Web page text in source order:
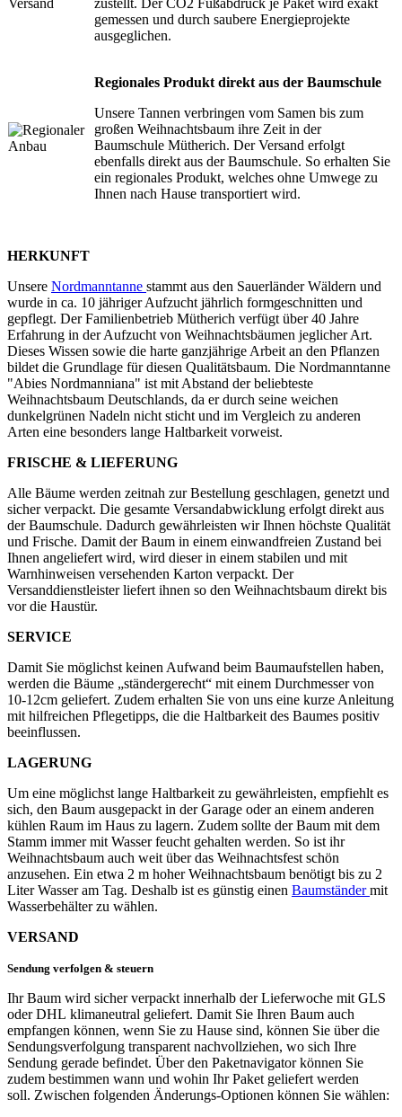
zustellt. Der CO2 Fußabdruck je Paket wird exakt
gemessen und durch saubere Energieprojekte
ausgeglichen.
Regionales Produkt direkt aus der Baumschule
Unsere Tannen verbringen vom Samen bis zum
großen Weihnachtsbaum ihre Zeit in der
Baumschule Mütherich. Der Versand erfolgt
ebenfalls direkt aus der Baumschule. So erhalten Sie
ein regionales Produkt, welches ohne Umwege zu
Ihnen nach Hause transportiert wird.
HERKUNFT
Unsere Nordmanntanne stammt aus den Sauerländer Wäldern und
wurde in ca. 10 jähriger Aufzucht jährlich formgeschnitten und
gepflegt. Der Familienbetrieb Mütherich verfügt über 40 Jahre
Erfahrung in der Aufzucht von Weihnachtsbäumen jeglicher Art.
Dieses Wissen sowie die harte ganzjährige Arbeit an den Pflanzen
bildet die Grundlage für diesen Qualitätsbaum. Die Nordmanntanne
"Abies Nordmanniana" ist mit Abstand der beliebteste
Weihnachtsbaum Deutschlands, da er durch seine weichen
dunkelgrünen Nadeln nicht sticht und im Vergleich zu anderen
Arten eine besonders lange Haltbarkeit vorweist.
FRISCHE & LIEFERUNG
Alle Bäume werden zeitnah zur Bestellung geschlagen, genetzt und
sicher verpackt. Die gesamte Versandabwicklung erfolgt direkt aus
der Baumschule. Dadurch gewährleisten wir Ihnen höchste Qualität
und Frische. Damit der Baum in einem einwandfreien Zustand bei
Ihnen angeliefert wird, wird dieser in einem stabilen und mit
Warnhinweisen versehenden Karton verpackt. Der
Versanddienstleister liefert ihnen so den Weihnachtsbaum direkt bis
vor die Haustür.
SERVICE
Damit Sie möglichst keinen Aufwand beim Baumaufstellen haben,
werden die Bäume „ständergerecht“ mit einem Durchmesser von
10-12cm geliefert. Zudem erhalten Sie von uns eine kurze Anleitung
mit hilfreichen Pflegetipps, die die Haltbarkeit des Baumes positiv
beeinflussen.
LAGERUNG
Um eine möglichst lange Haltbarkeit zu gewährleisten, empfiehlt es
sich, den Baum ausgepackt in der Garage oder an einem anderen
kühlen Raum im Haus zu lagern. Zudem sollte der Baum mit dem
Stamm immer mit Wasser feucht gehalten werden. So ist ihr
Weihnachtsbaum auch weit über das Weihnachtsfest schön
anzusehen. Ein etwa 2 m hoher Weihnachtsbaum benötigt bis zu 2
Liter Wasser am Tag. Deshalb ist es günstig einen Baumständermit
Wasserbehälter zu wählen.
VERSAND
Sendung verfolgen & steuern
Ihr Baum wird sicher verpackt innerhalb der Lieferwoche mit GLS
oder DHL klimaneutral geliefert. Damit Sie Ihren Baum auch
empfangen können, wenn Sie zu Hause sind, können Sie über die
Sendungsverfolgung transparent nachvollziehen, wo sich Ihre
Sendung gerade befindet. Über den Paketnavigator können Sie
zudem bestimmen wann und wohin Ihr Paket geliefert werden
soll. Zwischen folgenden Änderungs-Optionen können Sie wählen: